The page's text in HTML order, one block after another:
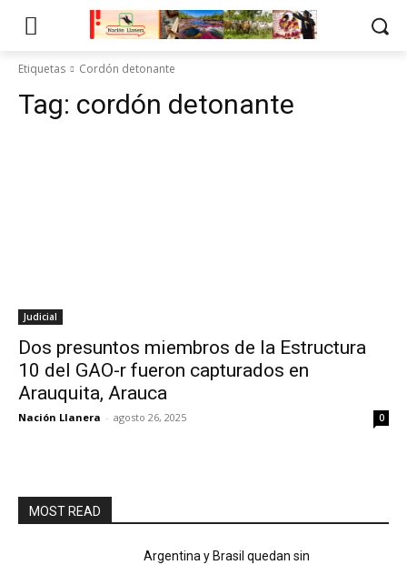
Etiquetas Cordón detonante
Tag: cordón detonante
Judicial
Dos presuntos miembros de la Estructura
10 del GAO-r fueron capturados en
Arauquita, Arauca
Nación Llanera - agosto 26, 2025 0
MOST READ
Argentina y Brasil quedan sin